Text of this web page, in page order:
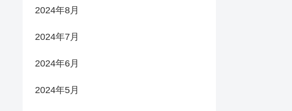
2024年8月
2024年7月
2024年6月
2024年5月